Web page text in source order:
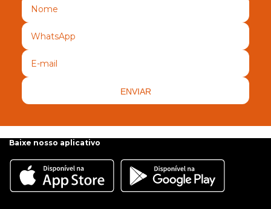
ENVIAR
Baixe nosso aplicativo